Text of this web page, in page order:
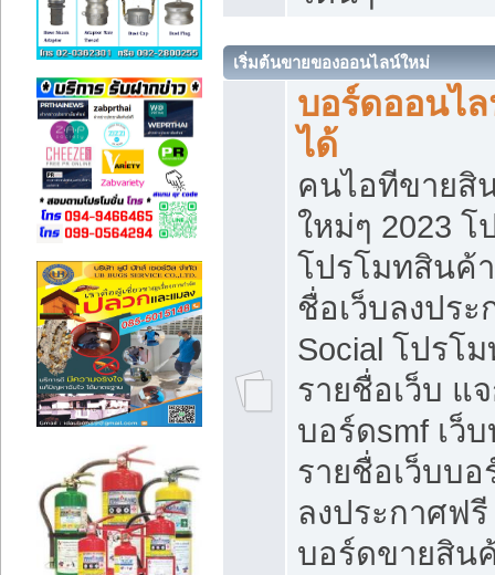
เริ่มต้นขายของออนไลน์ใหม่
บอร์ดออนไ
ได้
คนไอทีขายสิ
ใหม่ๆ 2023
โปรโมทสินค้
ชื่อเว็บลงปร
Social โปรโ
รายชื่อเว็บ แ
บอร์ดsmf เว็
รายชื่อเว็บบ
ลงประกาศฟรี
บอร์ดขายสิน